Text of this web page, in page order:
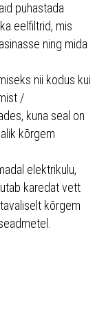
puhastada
eelfiltrid, mis
ning mida
nii kodus kui
/
kuna seal on
kõrgem
elektrikulu,
karedat vett
kõrgem